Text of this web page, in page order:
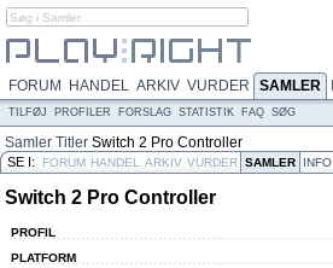
FORUM HANDEL ARKIV VURDER SAMLER
TILFØJ PROFILER FORSLAG STATISTIK FAQ SØG
Samler Titler Switch 2 Pro Controller
SE I: FORUM HANDEL ARKIV VURDER SAMLER INFO
Switch 2 Pro Controller
PROFIL
PLATFORM